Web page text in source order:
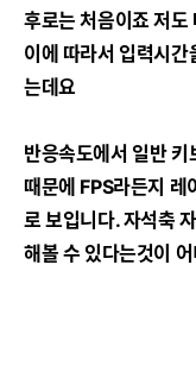
후로는 처음이죠 저도
이에 따라서 입력시
는데요
반응속도에서 일반 키
때문에 FPS라든지 레
로 보입니다. 자석축
해볼 수 있다는것이